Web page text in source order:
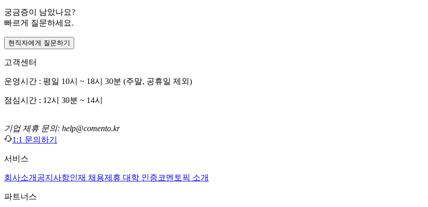
궁금증이 남았나요?
빠르게 질문하세요.
현직자에게 질문하기
고객센터
운영시간 : 평일 10시 ~ 18시 30분 (주말, 공휴일 제외)
점심시간 : 12시 30분 ~ 14시
기업 제휴 문의: help@comento.kr
1:1 문의하기
서비스
회사소개 공지사항인재 채용제휴 대학 인증코멘토픽 소개
파트너스